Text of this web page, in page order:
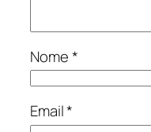
Nome*
Email*